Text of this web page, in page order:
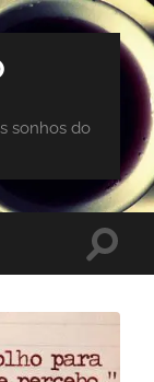
sonhos do
Toggle